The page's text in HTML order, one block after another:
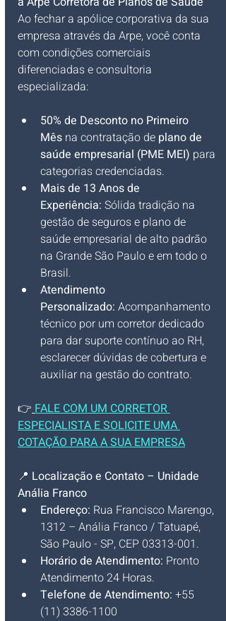
Ao fechar a apólice corporativa da sua
empresa através da Arpe, você conta
com condições comerciais
diferenciadas e consultoria
especializada:
50% de Desconto no Primeiro
Mês na contratação de plano de
saúde empresarial (PME MEI) para
categorias credenciadas.
Mais de 13 Anos de
Experiência: Sólida tradição na
gestão de seguros e plano de
saúde empresarial de alto padrão
na Grande São Paulo e em todo o
Brasil.
Atendimento
Personalizado: Acompanhamento
técnico por um corretor dedicado
para dar suporte contínuo ao RH,
esclarecer dúvidas de cobertura e
auxiliar na gestão do contrato.
👉 FALE COM UM CORRETOR
ESPECIALISTA E SOLICITE UMA
COTAÇÃO PARA A SUA EMPRESA
📍 Localização e Contato – Unidade
Anália Franco
Endereço: Rua Francisco Marengo,
1312 – Anália Franco / Tatuapé,
São Paulo - SP, CEP 03313-001.
Horário de Atendimento: Pronto
Atendimento 24 Horas.
Telefone de Atendimento: +55
(11) 3386-1100